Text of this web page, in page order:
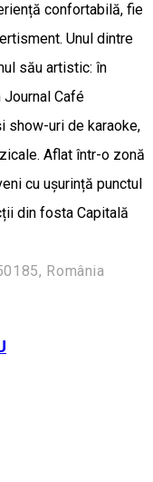
confortabilă, fie
Unul dintre
său artistic: în
Journal Café
show-uri de karaoke,
Aflat într-o zonă
cu ușurință punctul
din fosta Capitală
România